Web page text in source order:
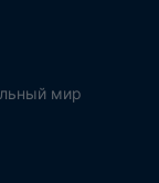
мир